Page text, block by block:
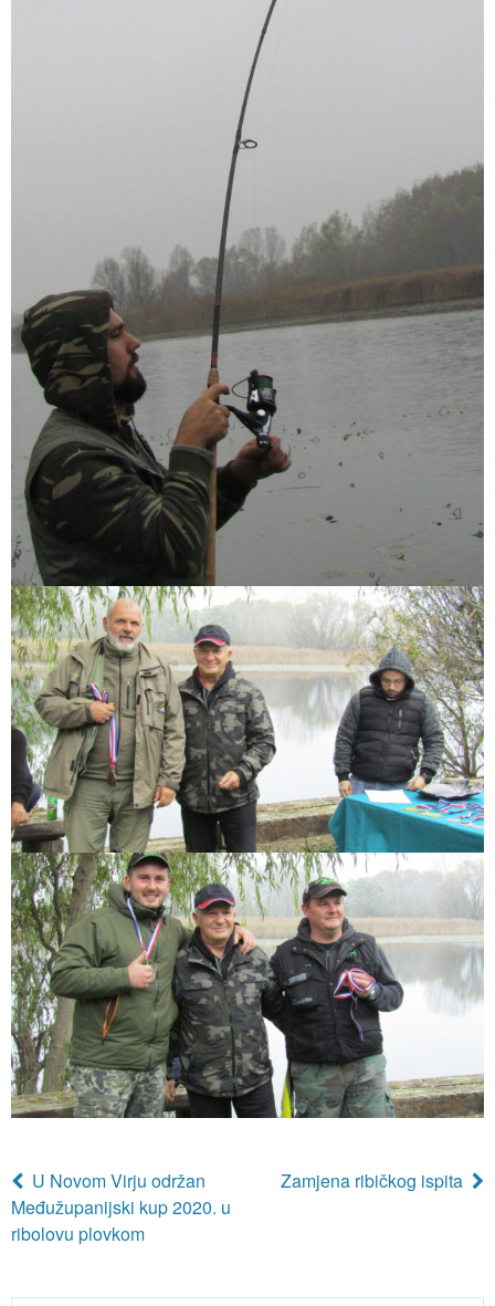
U Novom Virju održan
Međužupanijski kup 2020. u
ribolovu plovkom
Zamjena ribičkog ispita